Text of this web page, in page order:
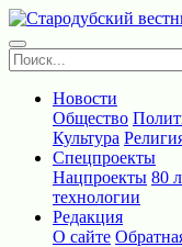
Новости
Общество
Культура
Спецпроекты
Нацпроекты 80
технологии
Редакция
О сайте